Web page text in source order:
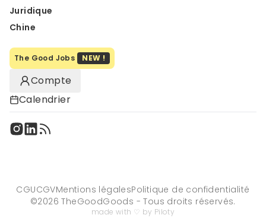
Juridique
Chine
The Good Jobs NEW !
Compte
Calendrier
CGUCGVMentions légalesPolitique de confidentialité
©2026 TheGoodGoods - Tous droits réservés.
made with ♡ by Piloty